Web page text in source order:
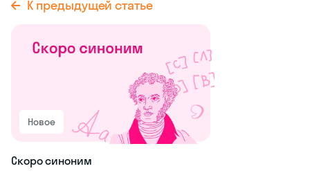
К предыдущей статье
Новое
Скоро синоним